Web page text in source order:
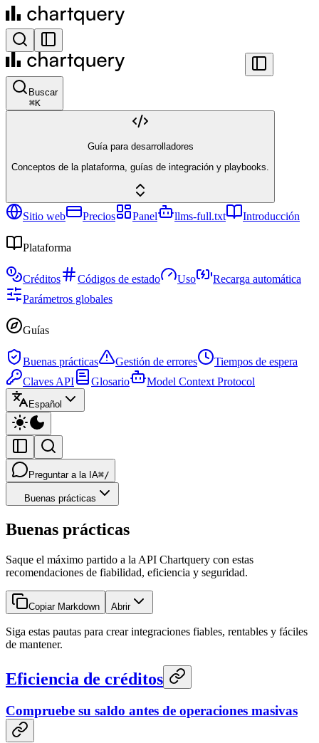
Buscar
⌘K
Guía para desarrolladores
Conceptos de la plataforma, guías de integración y playbooks.
Sitio web Precios Panel llms-full.txt Introducción
Plataforma
Créditos Códigos de estado Uso
Recarga automática
Parámetros globales
Guías
Buenas prácticas Gestión de errores
Tiempos de espera
Claves API
Glosario Model Context Protocol
Español
Preguntar a la IA⌘/
Buenas prácticas
Buenas prácticas
Saque el máximo partido a la API Chartquery con estas
recomendaciones de fiabilidad, eficiencia y seguridad.
Copiar Markdown Abrir
Siga estas pautas para crear integraciones fiables, rentables y fáciles
de mantener.
Eficiencia de créditos
Compruebe su saldo antes de operaciones masivas